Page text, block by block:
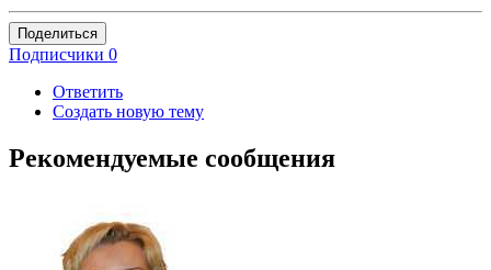
Поделиться
Подписчики 0
Ответить
Создать новую тему
Рекомендуемые сообщения